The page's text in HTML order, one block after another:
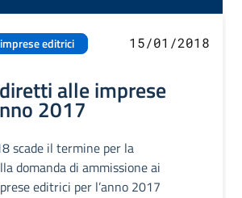
imprese editrici 15/01/2018
alle imprese
2017
scade il termine per la
domanda di ammissione ai
editrici per l’anno 2017